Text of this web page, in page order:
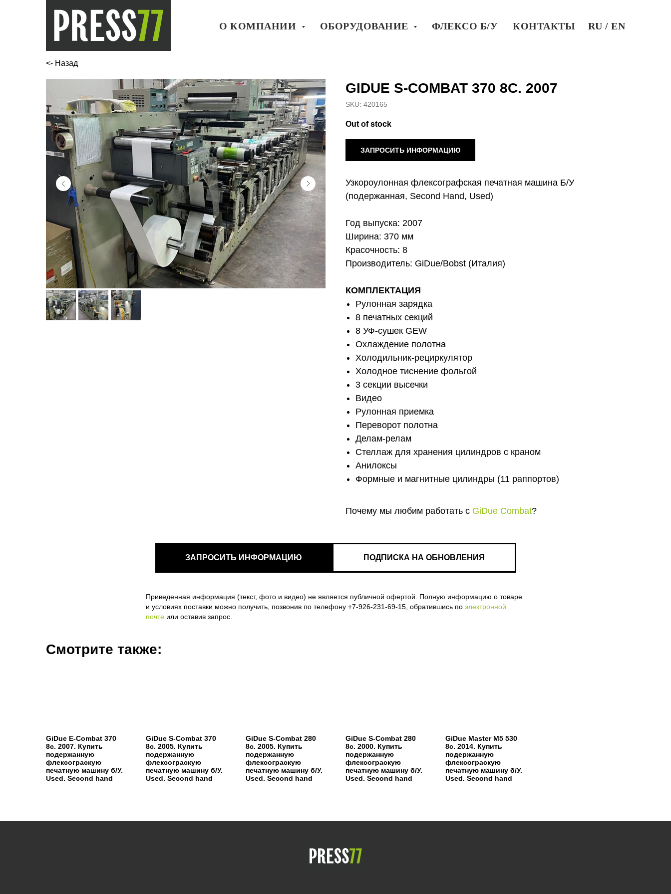
О КОМПАНИИ ОБОРУДОВАНИЕ ФЛЕКСО Б/У КОНТАКТЫ RU / EN
<- Назад
GIDUE S-COMBAT 370 8C. 2007
SKU: 420165
Out of stock
ЗАПРОСИТЬ ИНФОРМАЦИЮ
Узкороулонная флексографская печатная машина Б/У
(подержанная, Second Hand, Used)
Год выпуска: 2007
Ширина: 370 мм
Красочность: 8
Производитель: GiDue/Bobst (Италия)
КОМПЛЕКТАЦИЯ
Рулонная зарядка
8 печатных секций
8 УФ-сушек GEW
Охлаждение полотна
Холодильник-рециркулятор
Холодное тиснение фольгой
3 секции высечки
Видео
Рулонная приемка
Переворот полотна
Делам-релам
Стеллаж для хранения цилиндров с краном
Анилоксы
Формные и магнитные цилиндры (11 раппортов)
Почему мы любим работать с GiDue Combat?
ЗАПРОСИТЬ ИНФОРМАЦИЮ ПОДПИСКА НА ОБНОВЛЕНИЯ
Приведенная информация (текст, фото и видео) не является публичной офертой. Полную информацию о товаре
и условиях поставки можно получить, позвонив по телефону +7-926-231-69-15, обратившись по электронной
почте или оставив запрос.
Смотрите также:
GiDue E-Combat 370
8c. 2007. Купить
подержанную
флексограскую
печатную машину б/У.
Used. Second hand
GiDue S-Combat 370
8c. 2005. Купить
подержанную
флексограскую
печатную машину б/У.
Used. Second hand
GiDue S-Combat 280
8c. 2005. Купить
подержанную
флексограскую
печатную машину б/У.
Used. Second hand
GiDue S-Combat 280
8c. 2000. Купить
подержанную
флексограскую
печатную машину б/У.
Used. Second hand
GiDue Master M5 530
8c. 2014. Купить
подержанную
флексограскую
печатную машину б/У.
Used. Second hand